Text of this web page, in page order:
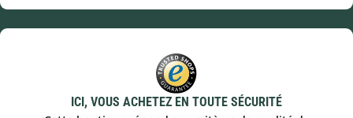
ICI, VOUS ACHETEZ EN TOUTE SÉCURITÉ